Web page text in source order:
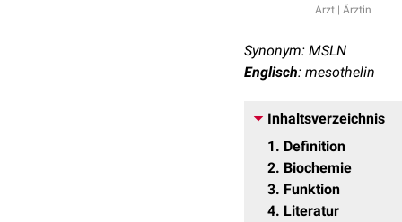
Arzt | Ärztin
Synonym: MSLN
Englisch: mesothelin
Inhaltsverzeichnis
1
Definition
2 Biochemie
3 Funktion
4 Literatur